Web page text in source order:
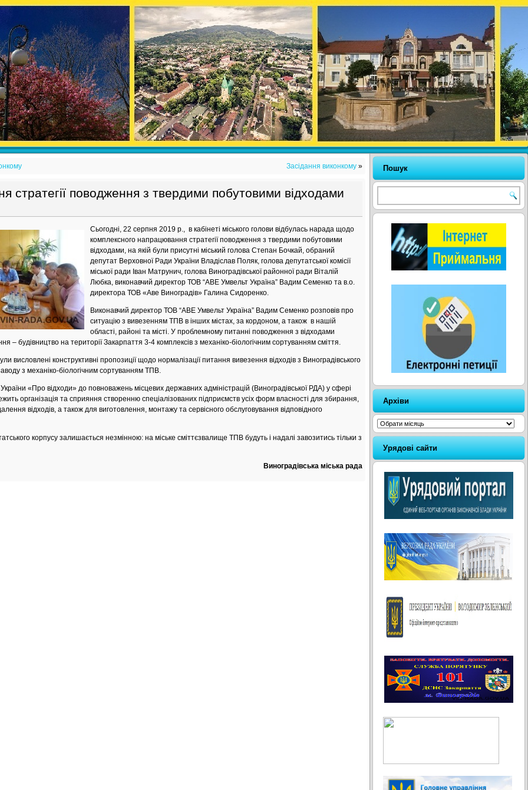
Засідання виконкому »
стратегії поводження з твердими побутовими відходами
Сьогодні, 22 серпня 2019 р., в кабінеті міського голови відбулась нарада щодо
комплексного напрацювання стратегії поводження з твердими побутовими
відходами, на якій були присутні міський голова Степан Бочкай, обраний
депутат Верховної Ради України Владіслав Поляк, голова депутатської комісії
міської ради Іван Матрунич, голова Виноградівської районної ради Віталій
Любка, виконавчий директор ТОВ “АВЕ Умвельт Україна” Вадим Семенко та в.о.
директора ТОВ «Аве Виноградів» Галина Сидоренко.
Виконавчий директор ТОВ “АВЕ Умвельт Україна” Вадим Семенко розповів про
ситуацію з вивезенням ТПВ в інших містах, за кордоном, а також в нашій
області, районі та місті. У проблемному питанні поводження з відходами
– будівництво на території Закарпаття 3-4 комплексів з механіко-біологічним сортуванням сміття.
висловлені конструктивні пропозиції щодо нормалізації питання вивезення відходів з Виноградівського
з механіко-біологічним сортуванням ТПВ.
«Про відходи» до повноважень місцевих державних адміністрацій (Виноградівської РДА) у сфері
організація та сприяння створенню спеціалізованих підприємств усіх форм власності для збирання,
відходів, а також для виготовлення, монтажу та сервісного обслуговування відповідного
корпусу залишається незмінною: на міське сміттєзвалище ТПВ будуть і надалі завозитись тільки з
Виноградівська міська рада
Пошук
Архіви
Архіви
Урядові сайти